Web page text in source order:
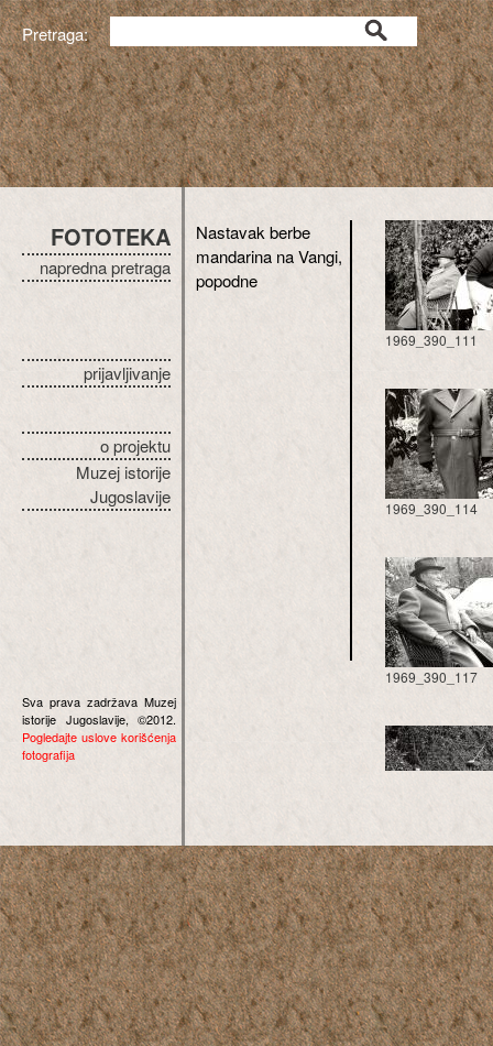
Pretraga:
FOTOTEKA
napredna pretraga
prijavljivanje
o projektu
Muzej istorije
Jugoslavije
Sva prava zadržava Muzej
istorije Jugoslavije, ©2012.
Pogledajte uslove korišćenja
fotografija
Nastavak berbe
mandarina na Vangi,
popodne
1969_390_111
1969_390_114
1969_390_117
1969_390_120
1969_390_123